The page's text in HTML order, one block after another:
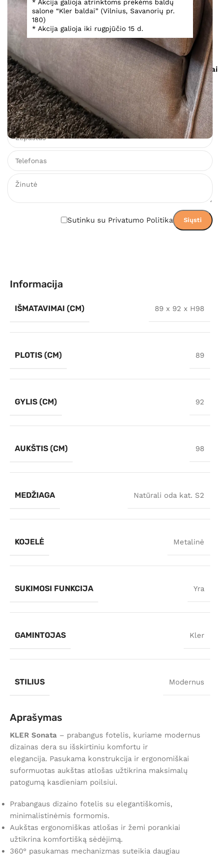
* Akcija galioja atrinktoms prekėms baldų
salone “Kler baldai” (Vilnius, Savanorių pr.
180)
* Akcija galioja iki rugpjūčio 15 d.
Fotelis Sonata
962,00 €
Įsiminti
Gamintojo
svetainė
PDF
katalogas
Išmatavimai
Teirautis dėl prekės
Sutinku su Privatumo Politika
Informacija
IŠMATAVIMAI (CM) 89 x 92 x H98
PLOTIS (CM) 89
GYLIS (CM) 92
AUKŠTIS (CM) 98
MEDŽIAGA Natūrali oda kat. S2
KOJELĖ Metalinė
SUKIMOSI FUNKCIJA Yra
GAMINTOJAS Kler
STILIUS Modernus
Aprašymas
KLER Sonata – prabangus fotelis, kuriame modernus
dizainas dera su išskirtiniu komfortu ir
elegancija. Pasukama konstrukcija ir ergonomiškai
suformuotas aukštas atlošas užtikrina maksimalų
patogumą kasdieniam poilsiui.
Prabangaus dizaino fotelis su elegantiškomis,
minimalistinėmis formomis.
Aukštas ergonomiškas atlošas ir žemi porankiai
užtikrina komfortišką sėdėjimą.
360° pasukamas mechanizmas suteikia daugiau